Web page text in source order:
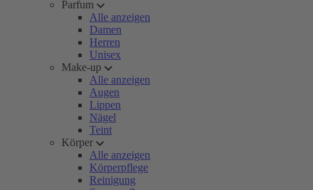
Parfum
Alle anzeigen
Damen
Herren
Unisex
Make-up
Alle anzeigen
Augen
Lippen
Nägel
Teint
Körper
Alle anzeigen
Körperpflege
Reinigung